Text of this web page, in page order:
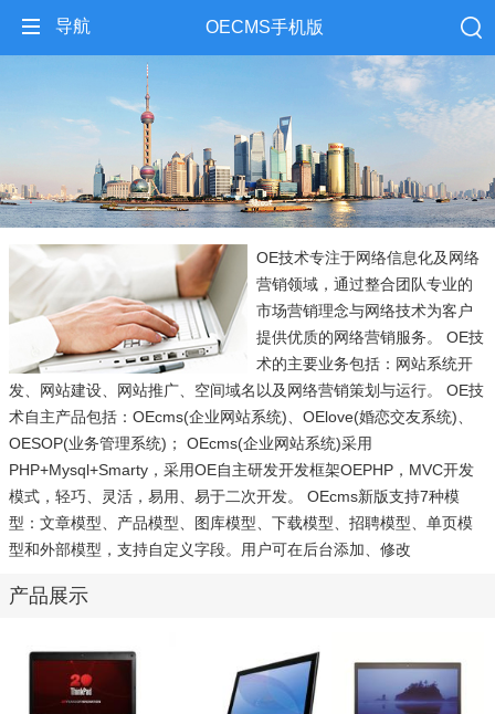
导航 OECMS手机版
OE技术专注于网络信息化及网络
营销领域，通过整合团队专业的
市场营销理念与网络技术为客户
提供优质的网络营销服务。 OE技
术的主要业务包括：网站系统开
发、网站建设、网站推广、空间域名以及网络营销策划与运行。 OE技
术自主产品包括：OEcms(企业网站系统)、OElove(婚恋交友系统)、
OESOP(业务管理系统)； OEcms(企业网站系统)采用
PHP+Mysql+Smarty，采用OE自主研发开发框架OEPHP，MVC开发
模式，轻巧、灵活，易用、易于二次开发。 OEcms新版支持7种模
型：文章模型、产品模型、图库模型、下载模型、招聘模型、单页模
型和外部模型，支持自定义字段。用户可在后台添加、修改
产品展示